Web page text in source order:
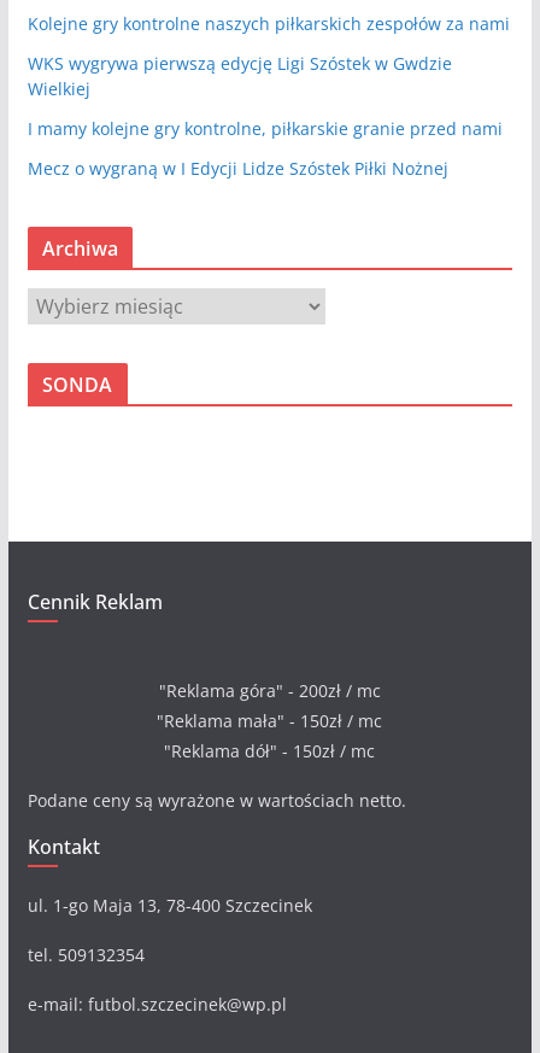
Kolejne gry kontrolne naszych piłkarskich zespołów za nami
WKS wygrywa pierwszą edycję Ligi Szóstek w Gwdzie
Wielkiej
I mamy kolejne gry kontrolne, piłkarskie granie przed nami
Mecz o wygraną w I Edycji Lidze Szóstek Piłki Nożnej
Archiwa
A
c
SONDA
Cennik Reklam
"Reklama góra" - 200zł / mc
"Reklama mała" - 150zł / mc
"Reklama dół" - 150zł / mc
Podane ceny są wyrażone w wartościach netto.
Kontakt
ul. 1-go Maja 13, 78-400 Szczecinek
tel. 509132354
e-mail: futbol.szczecinek@wp.pl